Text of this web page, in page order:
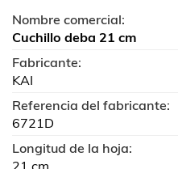
Nombre comercial:
Cuchillo deba 21 cm
Fabricante:
KAI
Referencia del fabricante:
6721D
Longitud de la hoja:
21 cm